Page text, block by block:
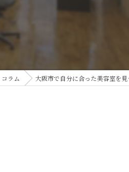
コラム 大阪市で自分に合った美容室を